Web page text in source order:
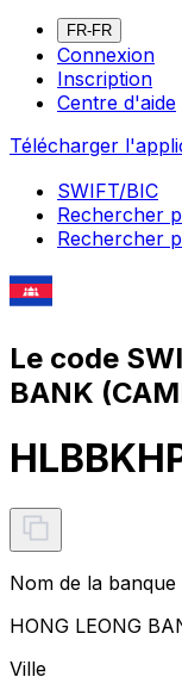
FR-FR
Connexion
Inscription
Centre d'aide
Télécharger
SWIFT/BIC
Rechercher
Rechercher
Le code
BANK
Nom de la banque
HONG LEONG
Ville